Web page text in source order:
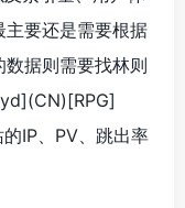
要还是需要根据
据则需要找林则
IP、PV、跳出率